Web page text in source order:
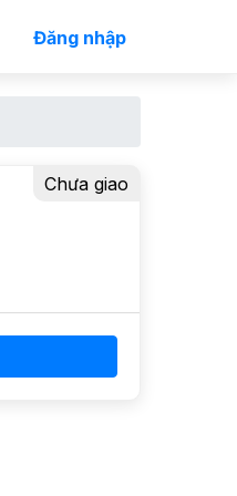
Đăng nhập
Chưa giao